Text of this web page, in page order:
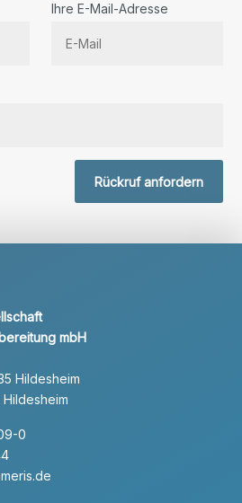
Ihre E-Mail-Adresse
Rückruf anfordern
mbH
Hildesheim
Hildesheim
0